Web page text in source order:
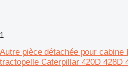
1
Autre pièce détachée pour cabine
tractopelle Caterpillar 420D 428D